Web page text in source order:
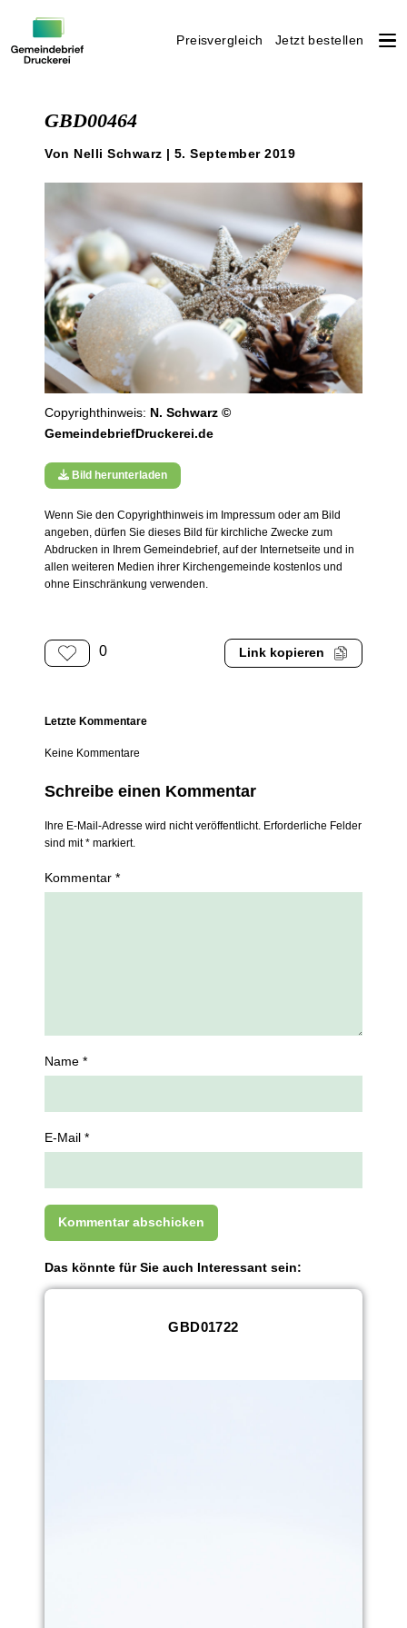
Preisvergleich Jetzt bestellen
GBD00464
Von Nelli Schwarz | 5. September 2019
Copyrighthinweis: N. Schwarz ©
GemeindebriefDruckerei.de
Bild herunterladen
Wenn Sie den Copyrighthinweis im Impressum oder am Bild
angeben, dürfen Sie dieses Bild für kirchliche Zwecke zum
Abdrucken in Ihrem Gemeindebrief, auf der Internetseite und in
allen weiteren Medien ihrer Kirchengemeinde kostenlos und
ohne Einschränkung verwenden.
0 Link kopieren
Letzte Kommentare
Keine Kommentare
Schreibe einen Kommentar
Ihre E-Mail-Adresse wird nicht veröffentlicht. Erforderliche Felder
sind mit * markiert.
Kommentar *
Name *
E-Mail *
Das könnte für Sie auch Interessant sein:
GBD01722